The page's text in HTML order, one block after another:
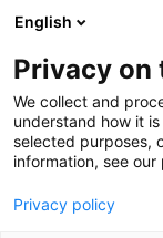
Ga direct naar de
English
Privacy on
We collect and
understand how it
selected purposes,
information, see
Privacy policy